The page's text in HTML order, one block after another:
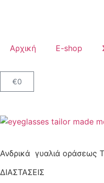
Αρχική E-shop
€0
Ανδρικά γυαλιά οράσεως
ΔΙΑΣΤΑΣΕΙΣ